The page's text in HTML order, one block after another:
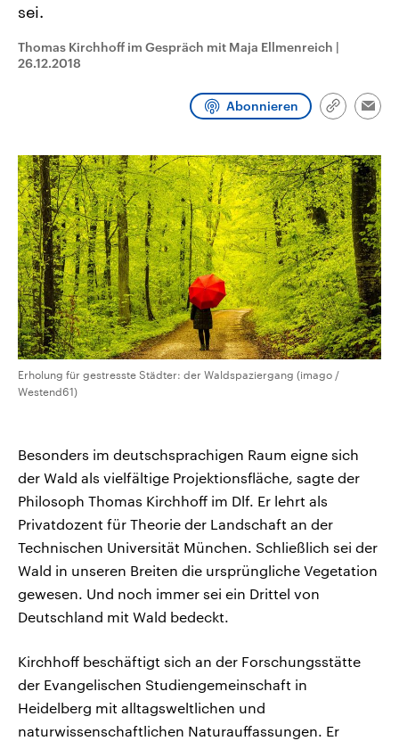
Umfragen, Prognosen,
und Hintergründe zu den Parteien
und Kandidaten der anstehenden
Wahl.
Sendungen Programm Podcasts
sei.
Thomas Kirchhoff im Gespräch mit Maja Ellmenreich |
26.12.2018
Abonnieren
Link
Erholung für gestresste Städter: der Waldspaziergang (imago /
Westend61)
Besonders im deutschsprachigen Raum eigne sich
der Wald als vielfältige Projektionsfläche, sagte der
Philosoph Thomas Kirchhoff im Dlf. Er lehrt als
Privatdozent für Theorie der Landschaft an der
Technischen Universität München. Schließlich sei der
Wald in unseren Breiten die ursprüngliche Vegetation
gewesen. Und noch immer sei ein Drittel von
Deutschland mit Wald bedeckt.
Kirchhoff beschäftigt sich an der Forschungsstätte
der Evangelischen Studiengemeinschaft in
Heidelberg mit alltagsweltlichen und
naturwissenschaftlichen Naturauffassungen. Er